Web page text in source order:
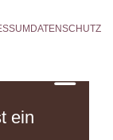
DATENSCHUTZ
ein